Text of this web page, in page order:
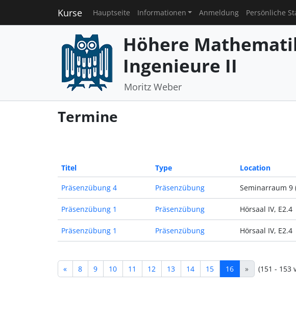
Kurse Hauptseite Informationen Anmeldung Persönliche
Höhere
Ingenieure II
Moritz Weber
Termine
Titel Type Location
Präsenzübung 4 Präsenzübung Seminarraum 9
Präsenzübung 1 Präsenzübung Hörsaal IV, E2.4
Präsenzübung 1 Präsenzübung Hörsaal IV, E2.4
« 8 9 10 11 12 13 14 15 16 » (151 - 153